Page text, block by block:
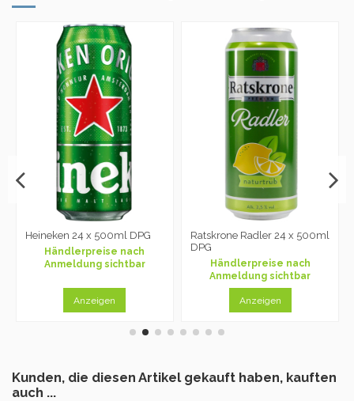
Heineken 24 x 500ml DPG
Händlerpreise nach
Anmeldung sichtbar
Anzeigen
Ratskrone Radler 24 x 500ml
DPG
Händlerpreise nach
Anmeldung sichtbar
Anzeigen
Kunden, die diesen Artikel gekauft haben, kauften
auch ...